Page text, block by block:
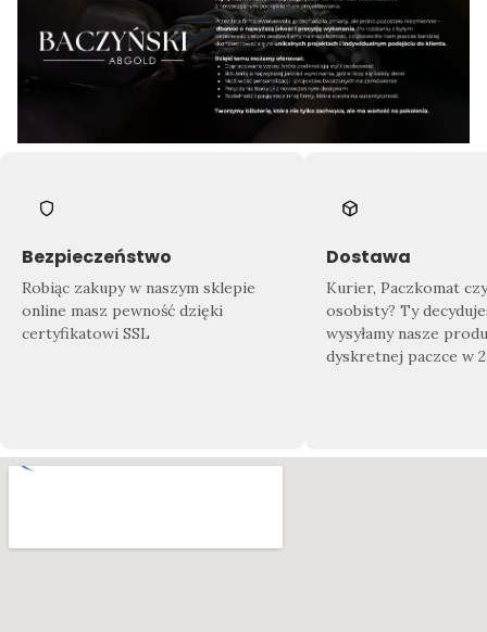
Bezpieczeństwo
Robiąc zakupy w naszym sklepie
online masz pewność dzięki
certyfikatowi SSL
Dostawa
Kurier, Paczkomat
osobisty? Ty
wysyłamy nasze
dyskretnej paczce w